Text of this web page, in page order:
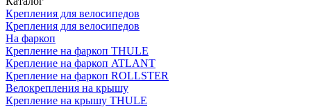
Крепления для велосипедов
Крепления для велосипедов
На фаркоп
Крепление на фаркоп THULE
Крепление на фаркоп ATLANT
Крепление на фаркоп ROLLSTER
Велокрепления на крышу
Крепление на крышу THULE